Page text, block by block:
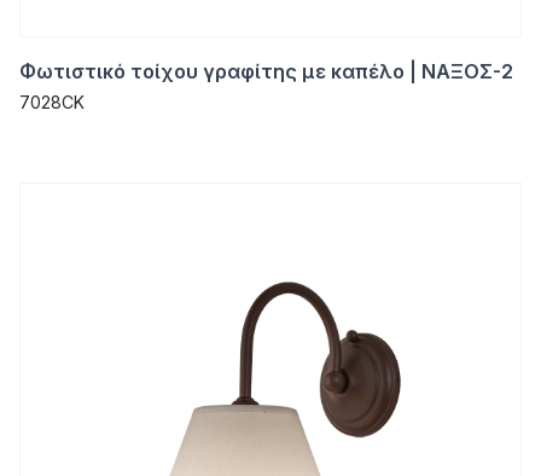
Φωτιστικό τοίχου γραφίτης με καπέλο | ΝΑΞΟΣ-2
7028CK